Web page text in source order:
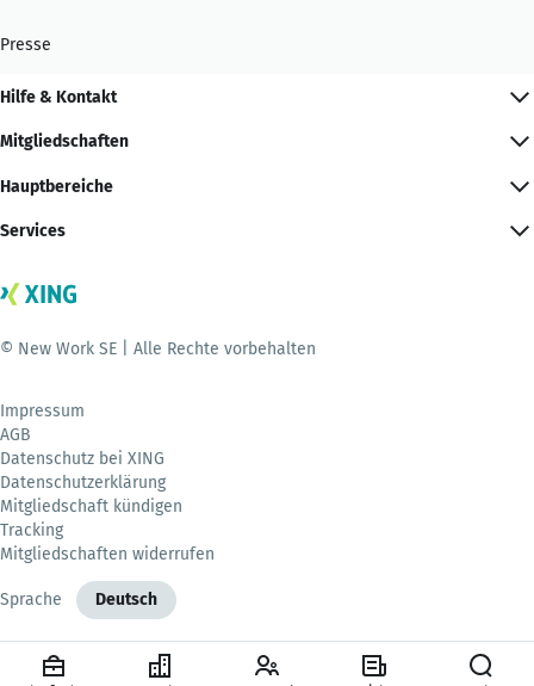
Presse
Hilfe & Kontakt
Mitgliedschaften
Hauptbereiche
Services
© New Work SE | Alle Rechte vorbehalten
Impressum
AGB
Datenschutz bei XING
Datenschutzerklärung
Mitgliedschaft kündigen
Tracking
Mitgliedschaften widerrufen
Sprache Deutsch